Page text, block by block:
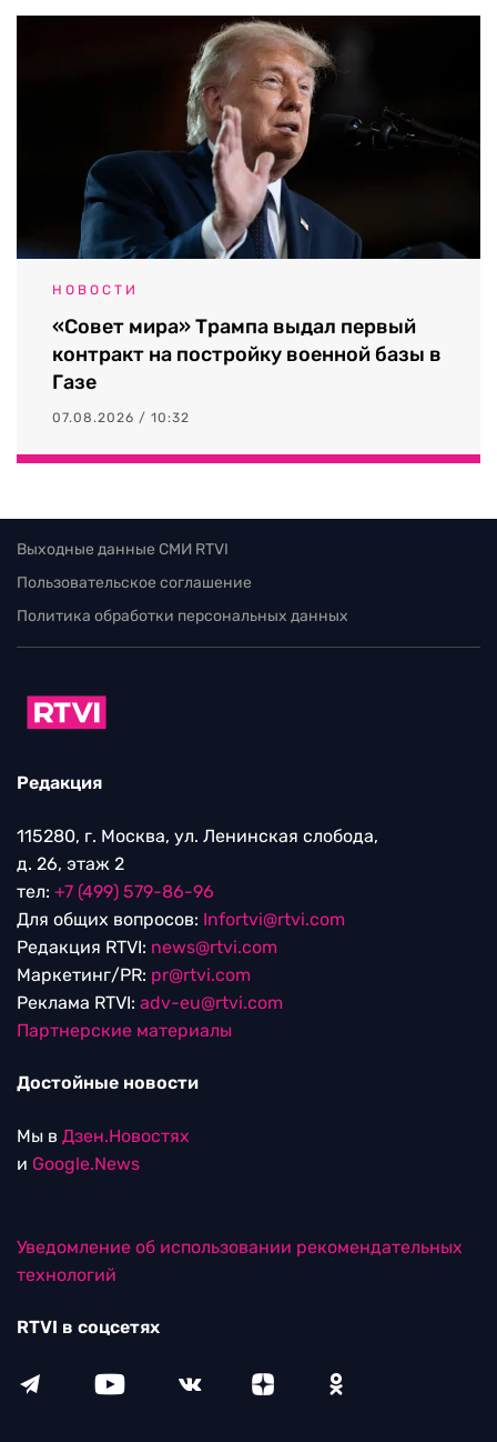
НОВОСТИ
«Совет мира» Трампа выдал первый
контракт на постройку военной базы в
Газе
07.08.2026 / 10:32
Выходные данные СМИ RTVI
Пользовательское соглашение
Политика обработки персональных данных
Редакция
115280, г. Москва, ул. Ленинская слобода,
д. 26, этаж 2
тел: +7 (499) 579-86-96
Для общих вопросов: Infortvi@rtvi.com
Редакция RTVI: news@rtvi.com
Маркетинг/PR: pr@rtvi.com
Реклама RTVI: adv-eu@rtvi.com
Партнерские материалы
Достойные новости
Мы в Дзен.Новостях
и Google.News
Уведомление об использовании рекомендательных
технологий
RTVI в соцсетях